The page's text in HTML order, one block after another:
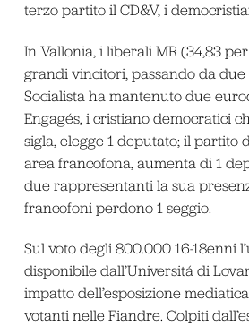
terzo partito il CD&V, i
In Vallonia, i liberali MR (34,83
grandi vincitori, passando da due
Socialista ha mantenuto due
Engagés, i cristiano democratici
sigla, elegge 1 deputato; il partito
area francofona, aumenta di 1
due rappresentanti la sua
francofoni perdono 1 seggio.
Sul voto degli 800.000 16-18enni
disponibile dall’Universitá di
impatto dell’esposizione
votanti nelle Fiandre. Colpiti